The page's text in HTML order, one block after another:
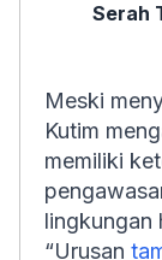
Serah
Meski
Kutim
memiliki
lingkungan
“Urusan